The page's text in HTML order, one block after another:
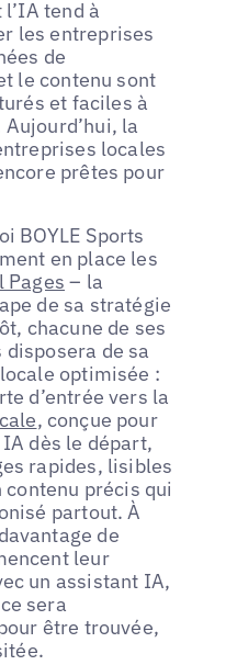
tend à
les entreprises
de
le contenu sont
et faciles à
la
locales
prêtes pour
BOYLE Sports
en place les
Pages – la
de sa stratégie
chacune de ses
de sa
optimisée :
d’entrée vers la
, conçue pour
dès le départ,
rapides, lisibles
contenu précis qui
partout. À
de
leur
un assistant IA,
sera
être trouvée,